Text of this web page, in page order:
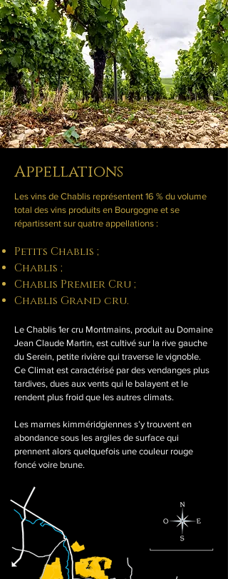
Appellations
Les vins de Chablis représentent 16 % du volume
total des vins produits en Bourgogne et se
répartissent sur quatre appellations :
Petits Chablis ;
Chablis ;
Chablis Premier Cru ;
Chablis Grand cru.
Le Chablis 1er cru Montmains, produit au Domaine
Jean Claude Martin, est cultivé sur la rive gauche
du Serein, petite rivière qui traverse le vignoble.
Ce Climat est caractérisé par des vendanges plus
tardives, dues aux vents qui le balayent et le
rendent plus froid que les autres climats.
Les marnes kimméridgiennes s’y trouvent en
abondance sous les argiles de surface qui
prennent alors quelquefois une couleur rouge
foncé voire brune.